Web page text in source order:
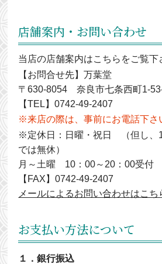
店舗案内・お問い合わせ
当店の店舗案内はこちらをご覧下
【お問合せ先】万葉堂
〒630-8054 奈良市七条西町1-
【TEL】0742-49-2407
※来店の際は、事前にお電話下さ
※定休日：日曜・祝日 （但し、
では無休）
月～土曜 10：00～20：00受付
【FAX】0742-49-2407
メールによるお問い合わせはこ
お支払い方法について
１．銀行振込